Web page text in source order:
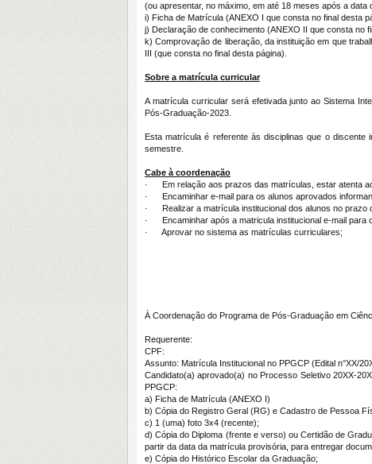
(ou apresentar, no máximo, em até 18 meses após a data
i) Ficha de Matrícula (ANEXO I que consta no final desta
j) Declaração de conhecimento (ANEXO II que consta no
k) Comprovação de liberação, da instituição em que
III (que consta no final desta página).
Sobre a matrícula curricular
A matrícula curricular será efetivada junto ao Sistema
Pós-Graduação-2023.
Esta matrícula é referente às disciplinas que o
semestre.
Cabe à coordenação
· Em relação aos prazos das matrículas, estar atenta
· Encaminhar e-mail para os alunos aprovados
· Realizar a matrícula institucional dos alunos no prazo
· Encaminhar após a matricula institucional e-mail para
· Aprovar no sistema as matrículas curriculares;
À Coordenação do Programa de Pós-Graduação em
Requerente:
CPF:
Assunto: Matrícula Institucional no PPGCP (Edital n°XX/
Candidato(a) aprovado(a) no Processo Seletivo 20XX-
PPGCP:
a) Ficha de Matrícula (ANEXO I)
b) Cópia do Registro Geral (RG) e Cadastro de Pessoa
c) 1 (uma) foto 3x4 (recente);
d) Cópia do Diploma (frente e verso) ou Certidão de
partir da data da matrícula provisória, para entregar
e) Cópia do Histórico Escolar da Graduação;